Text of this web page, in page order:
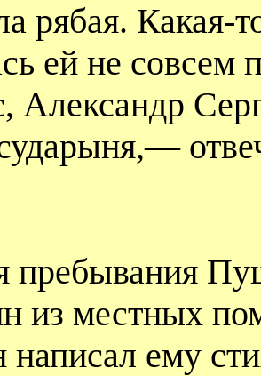
рябая. Какая-
ей не
Александр
пребывания
из местных
написал ему